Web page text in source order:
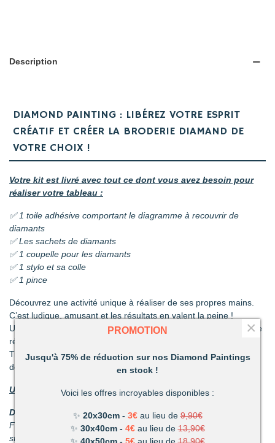
Description
DIAMOND PAINTING : LIBÉREZ VOTRE ESPRIT
CRÉATIF ET CRÉER LA BRODERIE DIAMAND DE
VOTRE CHOIX !
Votre kit est livré avec tout ce dont vous avez besoin pour
réaliser votre tableau :
✅ 1 toile adhésive comportant le diagramme à recouvrir de
diamants
✅ Les sachets de diamants
✅ 1 coupelle pour les diamants
✅ 1 stylo et sa colle
✅ 1 pince
Découvrez une activité unique à réaliser de ses propres mains.
C’est ludique, amusant et les résultats en valent la peine !
Un mélange de patience et de technique qui vous permettront de
réaliser de superbes tableaux.
Très vite vous vous apercevrez combien votre réalisation vous
deviendra précieuse.
Un loisir unique offrant de nombreux avantages :
Détente et relaxation :La vie peut parfois être stressante.
Faites disparaître les tensions en divergeant votre attention du
stress du quotidien.
PROMOTION
Jusqu'à 75% de réduction sur nos Diamond Paintings
en stock !
Voici les offres incroyables disponibles :
✨ 20x30cm - 3€au lieu de9,90€
✨ 30x40cm - 4€ au lieu de 13,90€
✨ 40x50cm - 5€ au lieu de18,90€
×